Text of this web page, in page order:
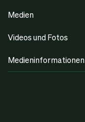
Medien
Videos und Fotos
Medieninformationen